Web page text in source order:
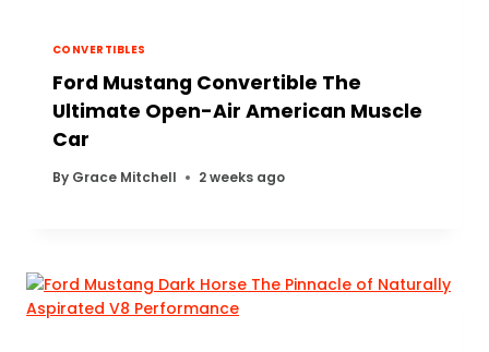
CONVERTIBLES
Ford Mustang Convertible The
Ultimate Open-Air American Muscle
Car
By Grace Mitchell 2 weeks ago